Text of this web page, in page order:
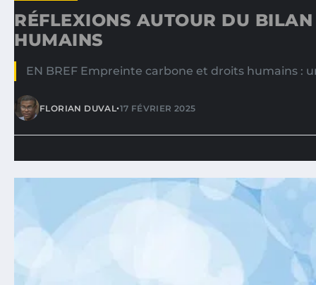
RÉFLEXIONS AUTOUR DU
HUMAINS
EN BREF Empreinte carbone et droits humains :
FLORIAN DUVAL•17 FÉVRIER 2025